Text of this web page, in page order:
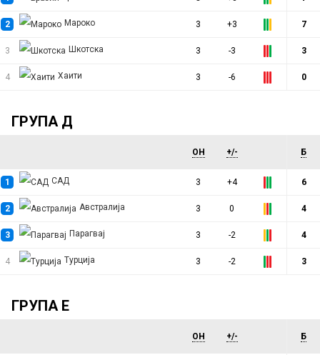
2 Мароко 3 +3 7
3 Шкотска 3 -3 3
4 Хаити 3 -6 0
ГРУПА Д
ОН +/- Б
1 САД 3 +4 6
2 Австралија 3 0 4
3 Парагвај 3 -2 4
4 Турција 3 -2 3
ГРУПА Е
ОН +/- Б